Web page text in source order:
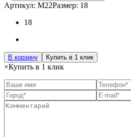
Артикул: М22Размер: 18
18
В корзину Купить в 1 клик
×Купить в 1 клик